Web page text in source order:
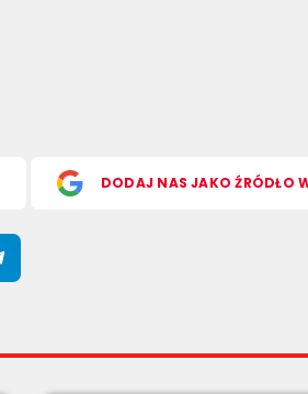
DODAJ NAS JAKO ŹRÓDŁO